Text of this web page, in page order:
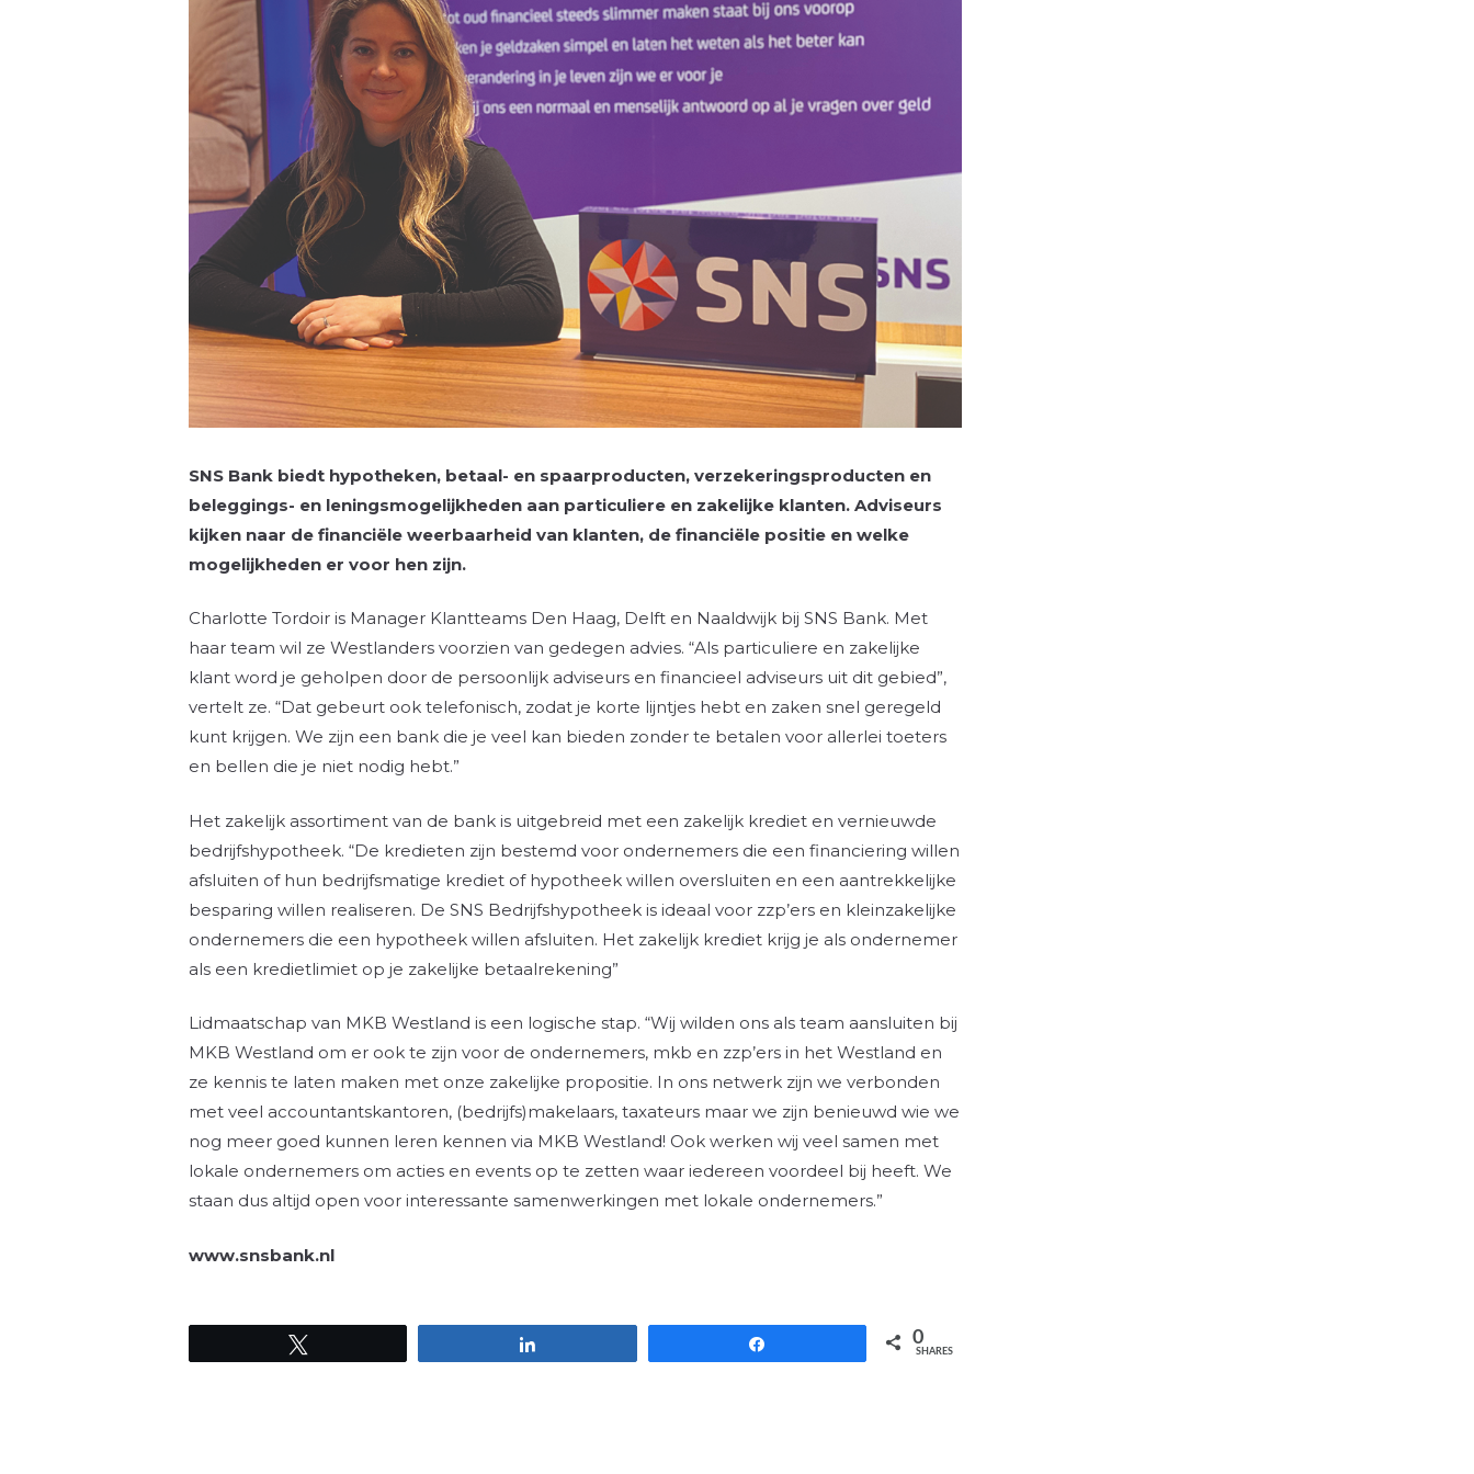
SNS Bank biedt hypotheken, betaal- en spaarproducten, verzekeringsproducten en
beleggings- en leningsmogelijkheden aan particuliere en zakelijke klanten. Adviseurs
kijken naar de financiële weerbaarheid van klanten, de financiële positie en welke
mogelijkheden er voor hen zijn.
Charlotte Tordoir is Manager Klantteams Den Haag, Delft en Naaldwijk bij SNS Bank. Met
haar team wil ze Westlanders voorzien van gedegen advies. “Als particuliere en zakelijke
klant word je geholpen door de persoonlijk adviseurs en financieel adviseurs uit dit gebied”,
vertelt ze. “Dat gebeurt ook telefonisch, zodat je korte lijntjes hebt en zaken snel geregeld
kunt krijgen. We zijn een bank die je veel kan bieden zonder te betalen voor allerlei toeters
en bellen die je niet nodig hebt.”
Het zakelijk assortiment van de bank is uitgebreid met een zakelijk krediet en vernieuwde
bedrijfshypotheek. “De kredieten zijn bestemd voor ondernemers die een financiering willen
afsluiten of hun bedrijfsmatige krediet of hypotheek willen oversluiten en een aantrekkelijke
besparing willen realiseren. De SNS Bedrijfshypotheek is ideaal voor zzp’ers en kleinzakelijke
ondernemers die een hypotheek willen afsluiten. Het zakelijk krediet krijg je als ondernemer
als een kredietlimiet op je zakelijke betaalrekening”
Lidmaatschap van MKB Westland is een logische stap. “Wij wilden ons als team aansluiten bij
MKB Westland om er ook te zijn voor de ondernemers, mkb en zzp’ers in het Westland en
ze kennis te laten maken met onze zakelijke propositie. In ons netwerk zijn we verbonden
met veel accountantskantoren, (bedrijfs)makelaars, taxateurs maar we zijn benieuwd wie we
nog meer goed kunnen leren kennen via MKB Westland! Ook werken wij veel samen met
lokale ondernemers om acties en events op te zetten waar iedereen voordeel bij heeft. We
staan dus altijd open voor interessante samenwerkingen met lokale ondernemers.”
www.snsbank.nl
0
SHARES